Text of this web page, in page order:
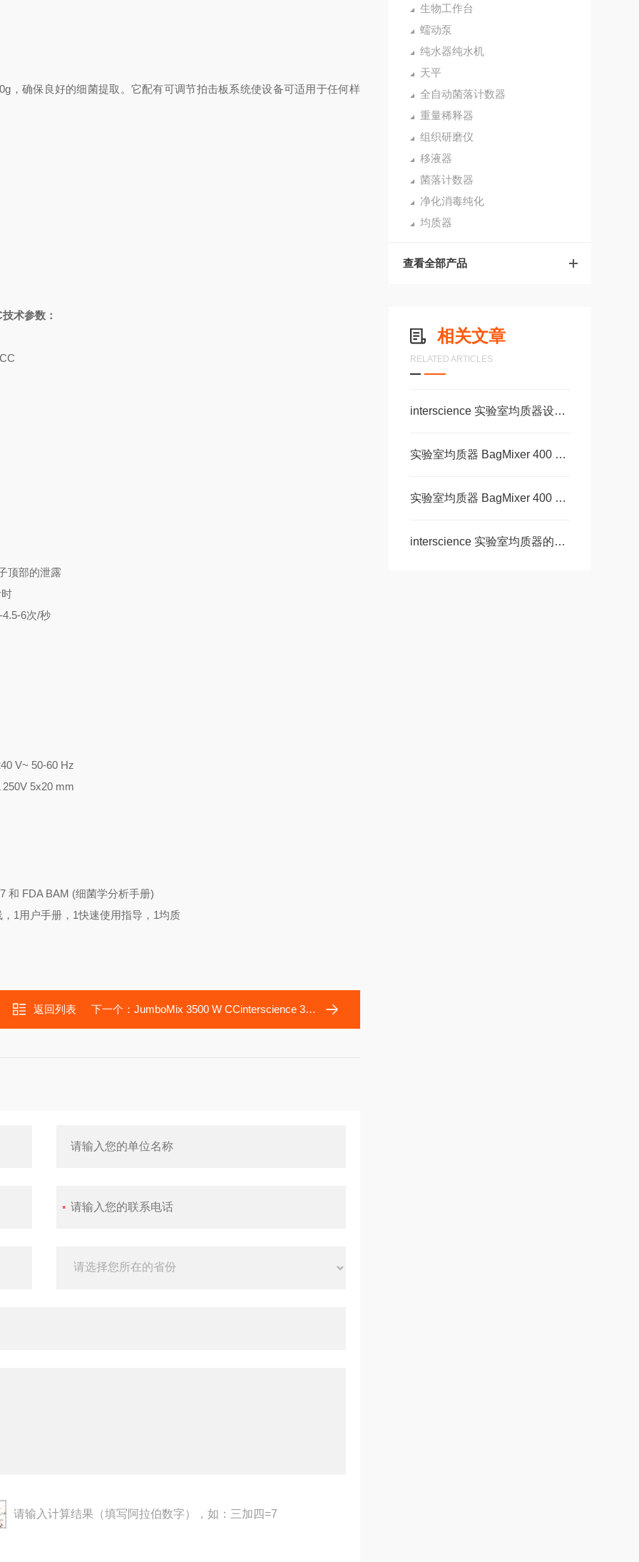
生物工作台
蠕动泵
纯水器纯水机
天平
全自动菌落计数器
重量稀释器
组织研磨仪
移液器
菌落计数器
净化消毒纯化
均质器
查看全部产品
相关文章
RELATED ARTICLES
interscience 实验室均质器设计时需考虑哪些因素？
实验室均质器 BagMixer 400 W的优势特征
实验室均质器 BagMixer 400 W具有安全保护功能
interscience 实验室均质器的性能特点你不可错过
，确保良好的细菌提取。它配有可调节拍击板系统使设备可适用于任何样
技术参数：
顶部的泄露
6次/秒
V~ 50-60 Hz
250V 5x20 mm
和 FDA BAM (细菌学分析手册)
1用户手册，1快速使用指导，1均质
返回列表 下一个： JumboMix 3500 W CCinterscience 3500ml实验室均质器
请输入计算结果（填写阿拉伯数字），如：三加四=7